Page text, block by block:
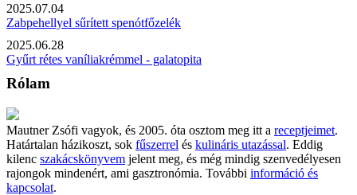
2025.07.04
Zabpehellyel sűrített spenótfőzelék
2025.06.28
Gyűrt rétes vaníliakrémmel - galatopita
Rólam
Mautner Zsófi vagyok, és 2005. óta osztom meg itt a receptjeimet.
Határtalan házikoszt, sok fűszerrel és kulináris utazással. Eddig
kilenc szakácskönyvem jelent meg, és még mindig szenvedélyesen
rajongok mindenért, ami gasztronómia. További információ és
kapcsolat.